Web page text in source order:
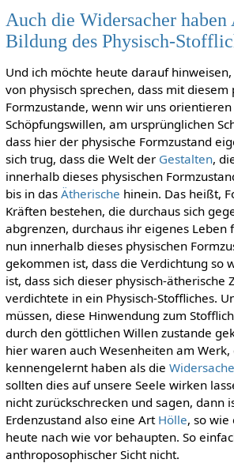
Auch die Widersacher
Bildung des Physisch-
Und ich möchte heute darauf
von physisch sprechen, dass mit diesem
Formzustande, wenn wir uns
Schöpfungswillen, am ursprünglichen
dass hier der physische Formzustand
sich trug, dass die Welt der Gestalten,
innerhalb dieses physischen
bis in das Ätherische hinein. Das heißt,
Kräften bestehen, die durchaus sich
abgrenzen, durchaus ihr eigenes Leben
nun innerhalb dieses physischen
gekommen ist, dass die Verdichtung so
ist, dass sich dieser physisch-ätherische
verdichtete in ein Physisch-Stoffliches.
müssen, diese Hinwendung zum
durch den göttlichen Willen zustande
hier waren auch Wesenheiten am
kennengelernt haben als die
sollten dies auf unsere Seele wirken
nicht zurückschrecken und sagen, dann
Erdenzustand also eine Art Hölle, so wie
heute nach wie vor behaupten. So
anthroposophischer Sicht nicht.